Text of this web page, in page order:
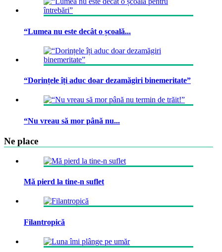
“Lumea nu este decât o școală...
“Dorințele îți aduc doar dezamăgiri binemeritate”
“Nu vreau să mor până nu...
Ne place
Mă pierd la tine-n suflet
Filantropică